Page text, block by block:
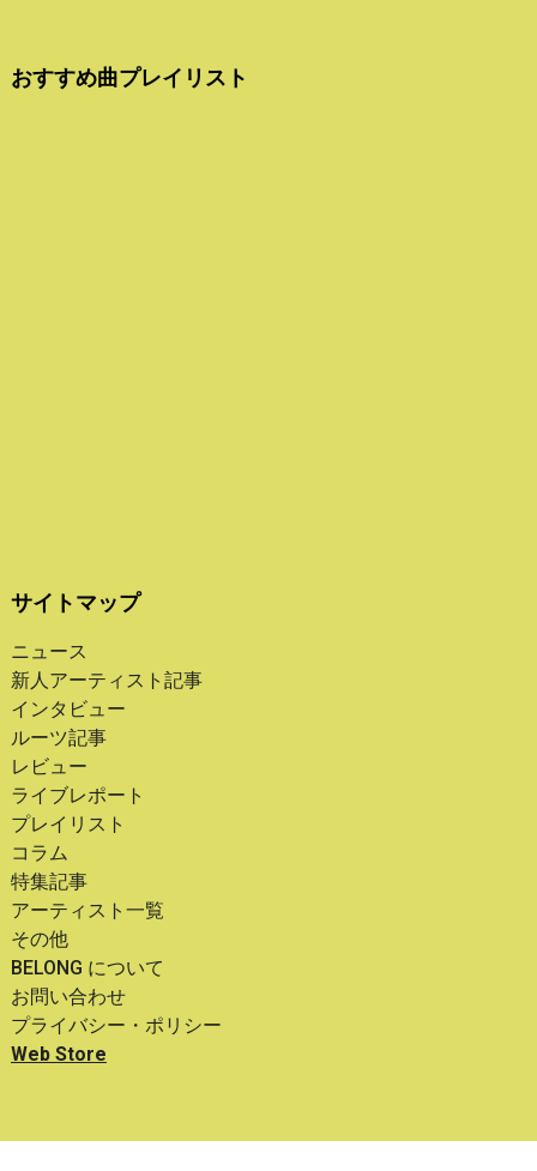
おすすめ曲プレイリスト
サイトマップ
ニュース
新人アーティスト記事
インタビュー
ルーツ記事
レビュー
ライブレポート
プレイリスト
コラム
特集記事
アーティスト一覧
その他
BELONG について
お問い合わせ
プライバシー・ポリシー
Web Store